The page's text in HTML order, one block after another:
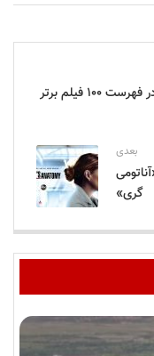
فیلم ایرانی «شطرنج باد» در فهرست ۱۰۰ فیلم برتر
بعدی
گری»